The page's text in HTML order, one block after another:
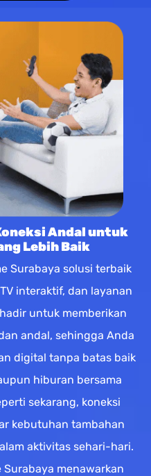
Andal untuk
Lebih Baik
Surabaya solusi terbaik
interaktif, dan layanan
untuk memberikan
andal, sehingga Anda
digital tanpa batas baik
hiburan bersama
sekarang, koneksi
kebutuhan tambahan
aktivitas sehari-hari.
Surabaya menawarkan